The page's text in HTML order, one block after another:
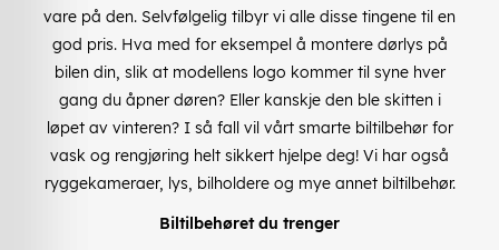
vare på den. Selvfølgelig tilbyr vi alle disse tingene til en
god pris. Hva med for eksempel å montere dørlys på
bilen din, slik at modellens logo kommer til syne hver
gang du åpner døren? Eller kanskje den ble skitten i
løpet av vinteren? I så fall vil vårt smarte biltilbehør for
vask og rengjøring helt sikkert hjelpe deg! Vi har også
ryggekameraer, lys, bilholdere og mye annet biltilbehør.
Biltilbehøret du trenger